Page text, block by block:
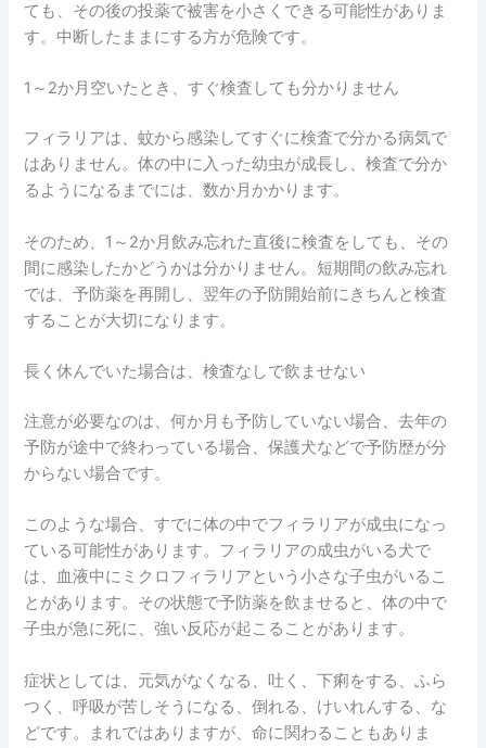
ても、その後の投薬で被害を小さくできる可能性がありま
す。中断したままにする方が危険です。
1～2か月空いたとき、すぐ検査しても分かりません
フィラリアは、蚊から感染してすぐに検査で分かる病気で
はありません。体の中に入った幼虫が成長し、検査で分か
るようになるまでには、数か月かかります。
そのため、1～2か月飲み忘れた直後に検査をしても、その
間に感染したかどうかは分かりません。短期間の飲み忘れ
では、予防薬を再開し、翌年の予防開始前にきちんと検査
することが大切になります。
長く休んでいた場合は、検査なしで飲ませない
注意が必要なのは、何か月も予防していない場合、去年の
予防が途中で終わっている場合、保護犬などで予防歴が分
からない場合です。
このような場合、すでに体の中でフィラリアが成虫になっ
ている可能性があります。フィラリアの成虫がいる犬で
は、血液中にミクロフィラリアという小さな子虫がいるこ
とがあります。その状態で予防薬を飲ませると、体の中で
子虫が急に死に、強い反応が起こることがあります。
症状としては、元気がなくなる、吐く、下痢をする、ふら
つく、呼吸が苦しそうになる、倒れる、けいれんする、な
どです。まれではありますが、命に関わることもありま